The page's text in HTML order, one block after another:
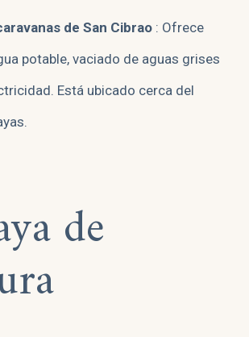
de San Cibrao : Ofrece
potable, vaciado de aguas grises
Está ubicado cerca del
de